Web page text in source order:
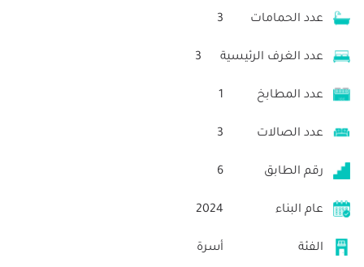
عدد الحمامات 3
عدد الغرف الرئيسية 3
عدد المطابخ 1
عدد الصالات 3
رقم الطابق 6
عام البناء 2024
الفئة أسرة